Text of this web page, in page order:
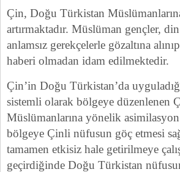
Çin, Doğu Türkistan
artırmaktadır. Müslüman gençler,
anlamsız gerekçelerle gözaltına
haberi olmadan idam edilmektedir.
Çin’in Doğu Türkistan’da
sistemli olarak bölgeye
Müslümanlarına yönelik
bölgeye Çinli nüfusun göç etmesi
tamamen etkisiz hale getirilmeye
geçirdiğinde Doğu Türkistan